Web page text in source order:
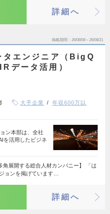
詳細へ
掲載期間 26/08/08～26/08/21
タエンジニア（BigQ
ータ活用）
大手企業
年収600万以
ン本部は、全社
を活用したビジネ
角展開する総合人材カンパニー】 「は
ョンを掲げています…
詳細へ